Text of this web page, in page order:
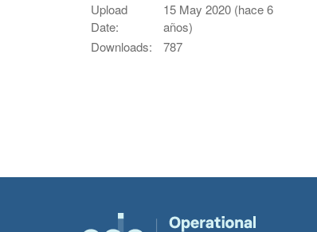
Upload
Date:
15 May 2020 (hace 6
años)
Downloads:
787